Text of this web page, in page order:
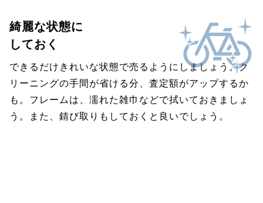
綺麗な状態に
しておく
できるだけきれいな状態で売るようにしましょう。ク
リーニングの手間が省ける分、査定額がアップするか
も。フレームは、濡れた雑巾などで拭いておきましょ
う。また、錆び取りもしておくと良いでしょう。